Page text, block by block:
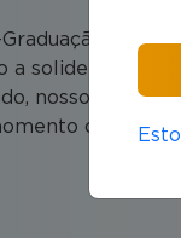
da
a solidez da
nossos cursos
certo.